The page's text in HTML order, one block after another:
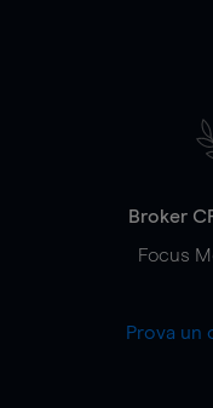
Broker
Focus
Prova